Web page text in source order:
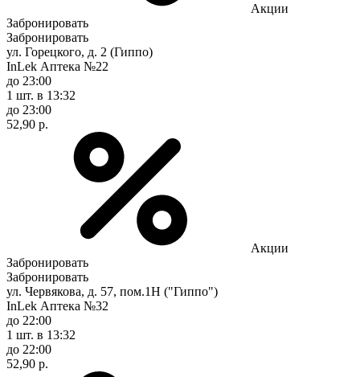
Акции
Забронировать
Забронировать
ул. Горецкого, д. 2 (Гиппо)
InLek Аптека №22
до 23:00
1 шт. в 13:32
до 23:00
52,90 р.
Акции
Забронировать
Забронировать
ул. Червякова, д. 57, пом.1Н ("Гиппо")
InLek Аптека №32
до 22:00
1 шт. в 13:32
до 22:00
52,90 р.